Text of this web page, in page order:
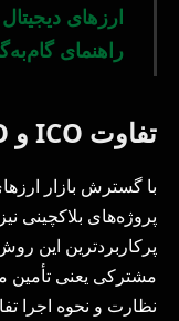
ارزهای
راهنمای
تفاوت ICO و IEO
با گسترش بازار
پروژه‌های بلاکچینی
مشترکی یعنی تأمین
نظارت و نحوه اجرا